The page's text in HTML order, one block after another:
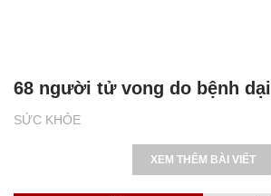
SỨC KHỎE
68 người tử vong do bệnh dại
XEM THÊM BÀI VIẾT